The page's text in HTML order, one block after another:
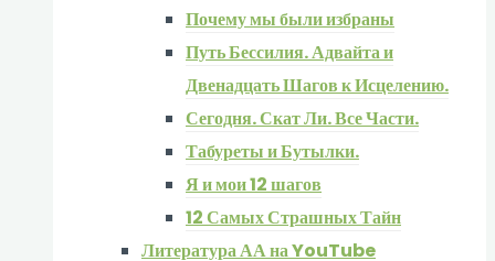
Почему мы были избраны
Путь Бессилия. Адвайта и
Двенадцать Шагов к Исцелению.
Сегодня. Скат Ли. Все Части.
Табуреты и Бутылки.
Я и мои 12 шагов
12 Самых Страшных Тайн
Литература АА на YouTube